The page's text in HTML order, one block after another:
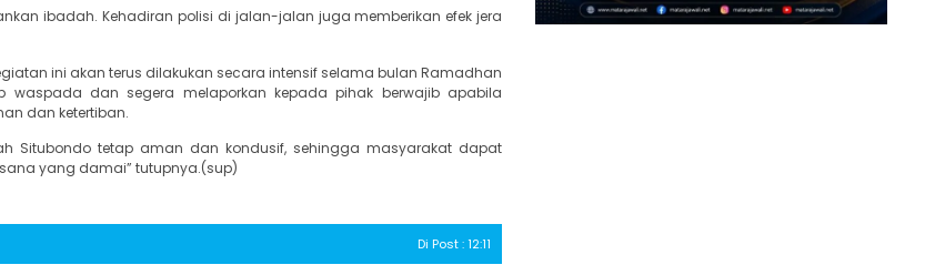
ibadah. Kehadiran polisi di jalan-jalan juga memberikan efek jera
ini akan terus dilakukan secara intensif selama bulan Ramadhan
dan segera melaporkan kepada pihak berwajib apabila
dan ketertiban.
Situbondo tetap aman dan kondusif, sehingga masyarakat dapat
yang damai” tutupnya.(sup)
Di Post : 12:11